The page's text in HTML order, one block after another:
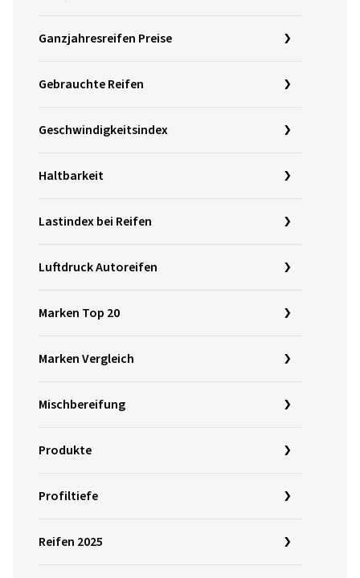
Ganzjahresreifen Preise
Gebrauchte Reifen
Geschwindigkeitsindex
Haltbarkeit
Lastindex bei Reifen
Luftdruck Autoreifen
Marken Top 20
Marken Vergleich
Mischbereifung
Produkte
Profiltiefe
Reifen 2025